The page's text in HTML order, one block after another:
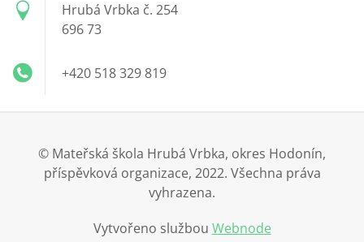
Hrubá Vrbka č. 254
696 73
+420 518 329 819
© Mateřská škola Hrubá Vrbka, okres Hodonín,
příspěvková organizace, 2022. Všechna práva
vyhrazena.
Vytvořeno službou Webnode